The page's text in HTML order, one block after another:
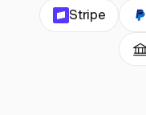
Stripe